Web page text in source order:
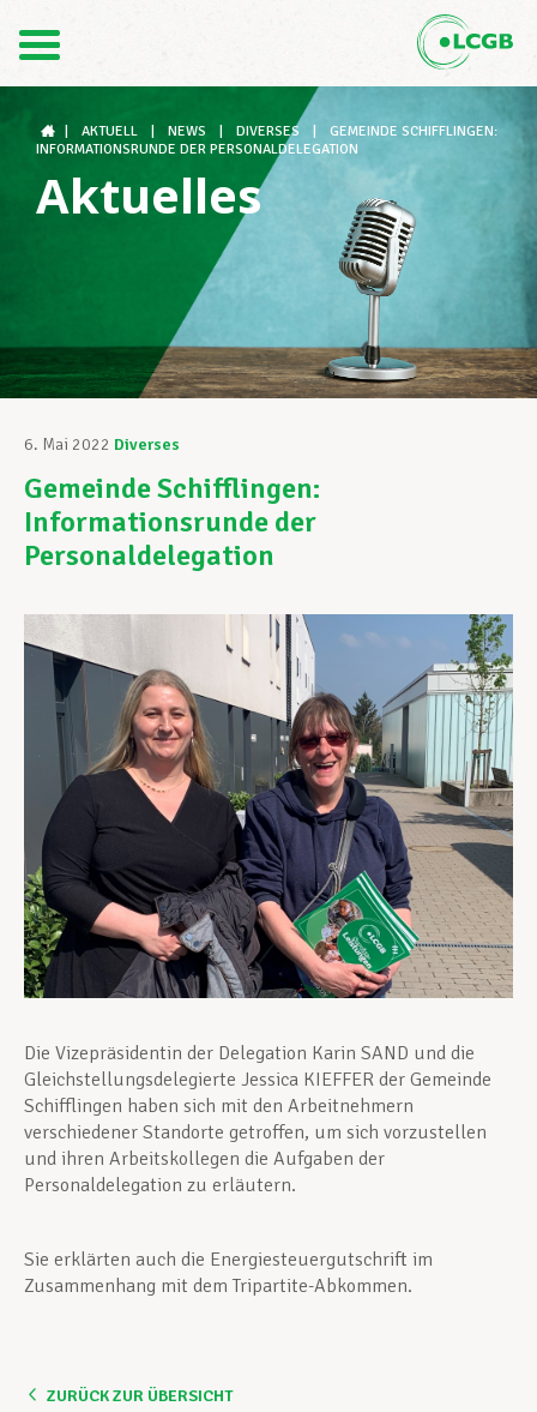
FR
Der LCGB
Gewerkschaftsstrukturen
Unterstützung im Arbeitsalltag
Ihre Rechte
Berufliche Weiterentwicklung
Mitglied werden
Aktuell
AKTUELL NEWS DIVERSES
GEMEINDE SCHIFFLINGEN:
INFORMATIONSRUNDE DER PERSONALDELEGATION
Aktuelles
6. Mai 2022 Diverses
Gemeinde Schifflingen:
Informationsrunde der
Personaldelegation
Die Vizepräsidentin der Delegation Karin SAND und die
Gleichstellungsdelegierte Jessica KIEFFER der Gemeinde
Schifflingen haben sich mit den Arbeitnehmern
verschiedener Standorte getroffen, um sich vorzustellen
und ihren Arbeitskollegen die Aufgaben der
Personaldelegation zu erläutern.
Sie erklärten auch die Energiesteuergutschrift im
Zusammenhang mit dem Tripartite-Abkommen.
ZURÜCK ZUR ÜBERSICHT